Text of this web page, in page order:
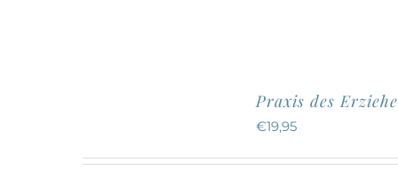
Praxis des
€19,95